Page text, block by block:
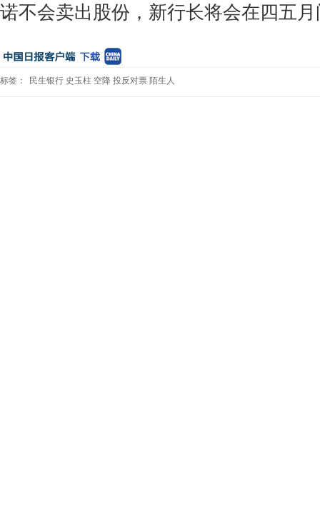
诺不会卖出股份，新行长将会在四五
标签： 民生银行 史玉柱 空降 投反对票 陌生人